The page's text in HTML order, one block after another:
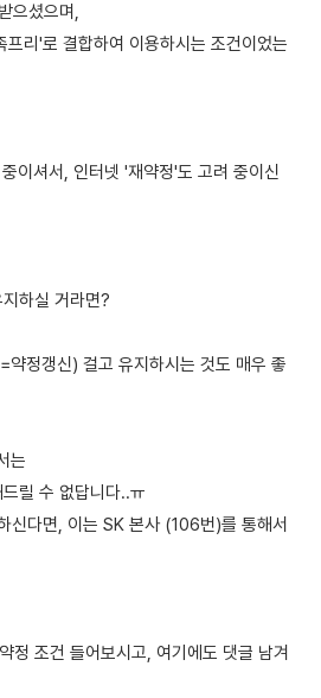
으셨으며,
리'로 결합하여 이용하시는 조건이었는
이셔서, 인터넷 '재약정'도 고려 중이신
하실 거라면?
정갱신) 걸고 유지하시는 것도 매우 좋
는
릴 수 없답니다..ㅠ
신다면, 이는 SK 본사 (106번)를 통해서
정 조건 들어보시고, 여기에도 댓글 남겨